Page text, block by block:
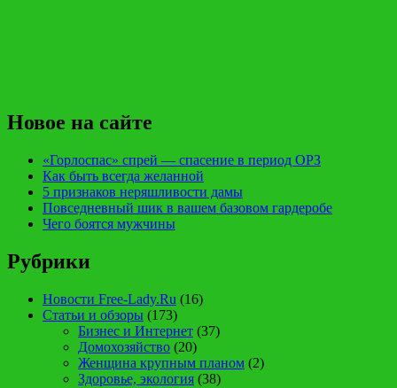
Новое на сайте
«Горлоспас» спрей — спасение в период ОРЗ
Как быть всегда желанной
5 признаков неряшливости дамы
Повседневный шик в вашем базовом гардеробе
Чего боятся мужчины
Рубрики
Новости Free-Lady.Ru (16)
Статьи и обзоры (173)
Бизнес и Интернет (37)
Домохозяйство (20)
Женщина крупным планом (2)
Здоровье, экология (38)